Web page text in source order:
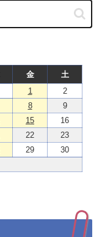
金
土
1
2
8
9
15
16
22
23
29
30